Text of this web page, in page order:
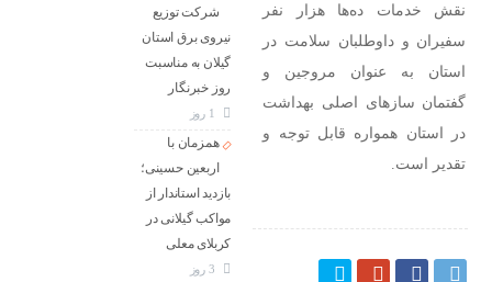
نقش خدمات ده‌ها هزار نفر
سفیران و داوطلبان سلامت در
استان به عنوان مروجین و
گفتمان سازهای اصلی بهداشت
در استان همواره قابل توجه و
تقدیر است.
شركت توزیع
نیروی برق استان
گیلان به مناسبت
روز خبرنگار ‌
همزمان با
اربعین حسینی؛
بازدید استاندار از
مواکب گیلانی در
کربلای معلی